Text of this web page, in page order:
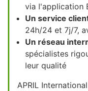
via l'application
Un service
24h/24 et 7j/7,
Un réseau
spécialistes
leur qualité
APRIL